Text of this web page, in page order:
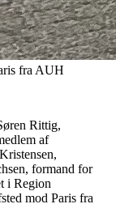
fra AUH
Rittig,
af
formand for
i Region
mod Paris fra